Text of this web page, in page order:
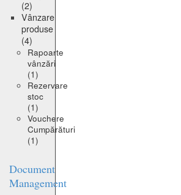
(2)
Vânzare
produse
(4)
Rapoarte
vânzări
(1)
Rezervare
stoc
(1)
Vouchere
Cumpărături
(1)
Document
Management